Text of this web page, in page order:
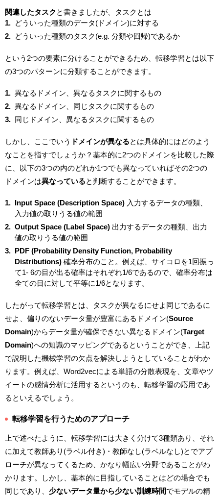
関連したタスク と書きましたが、タスクとは
どういった種類のデータ(ドメイン)に対する
どういった種類のタスク(e.g. 分類や回帰)であるか
という2つの要素に分けることができるため、転移学習とは以下
の3つのパターンに分類することができます。
異なるドメイン、異なるタスクに関するもの
異なるドメイン、同じタスクに関するもの
同じドメイン、異なるタスクに関するもの
しかし、ここでいう ドメインが異なるとは具体的にはどのよう
なことを指すでしょうか？基本的に2つのドメインを比較した際
に、以下の3つの内のどれか1つでも異なっていればその2つの
ドメインは異なっていると判断することができます。
Input Space (Description Space)入力するデータの種類、
入力値の取りうる値の範囲
Output Space (Label Space)出力するデータの種類、出力
値の取りうる値の範囲
PDF (Probability Density Function, Probability
Distributions)確率分布のこと。例えば、サイコロを1回振っ
て1- 6の目が出る確率はそれぞれ1/6であるので、確率分布は
全ての目に対して平等に1/6となります。
したがって転移学習とは、タスクが異なるにせよ同じであるに
せよ、偏りのないデータ量が豊富にあるドメイン(Source
Domain)からデータ量が確保できない異なるドメイン(Target
Domain)への知識のマッピングであるということができ、上記
で説明した機械学習の欠点を解決しようとしていることがわか
ります。例えば、Word2vecによる単語の分散表現を、文章やツ
イートの感情分析に活用するというのも、転移学習の応用であ
るといえるでしょう。
転移学習を行うためのアプローチ
上で述べたように、転移学習には大きく分けて3種類あり、それ
に加えて教師あり(ラベル付き)・教師なし(ラベルなし)とでアプ
ローチが異なってくるため、かなり幅広い分野であることがわ
かります。しかし、基本的に目指していることはどの場合でも
同じであり、 少ないデータ量から少ない訓練時間でモデルの精